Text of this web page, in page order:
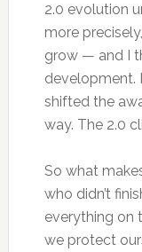
2.0 evolution
more
grow — and I
development.
shifted the
way. The 2.0
So what
who didn’t
everything on
we protect